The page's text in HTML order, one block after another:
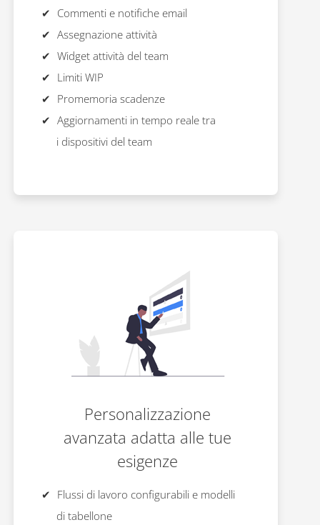
Commenti e notifiche email
Assegnazione attività
Widget attività del team
Limiti WIP
Promemoria scadenze
Aggiornamenti in tempo reale tra
i dispositivi del team
Personalizzazione
avanzata adatta alle tue
esigenze
Flussi di lavoro configurabili e modelli
di tabellone